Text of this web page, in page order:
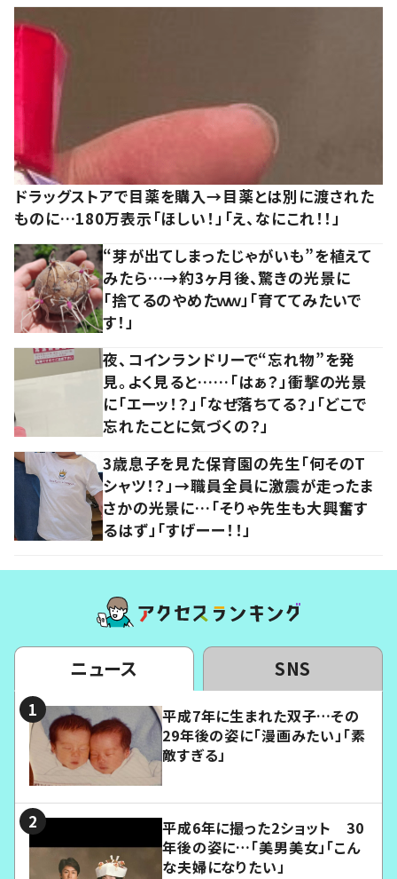
ドラッグストアで目薬を購入→目薬とは別に渡された
ものに…180万表示「ほしい！」「え、なにこれ！！」
“芽が出てしまったじゃがいも”を植えて
みたら…→約3ヶ月後、驚きの光景に
「捨てるのやめたｗｗ」「育ててみたいで
す！」
夜、コインランドリーで“忘れ物”を発
見。よく見ると……「はぁ？」衝撃の光景
に「エーッ！？」「なぜ落ちてる？」「どこで
忘れたことに気づくの？」
3歳息子を見た保育園の先生「何そのT
シャツ！？」→職員全員に激震が走ったま
さかの光景に…「そりゃ先生も大興奮す
るはず」「すげーー！！」
ニュース SNS
平成7年に生まれた双子…その
29年後の姿に「漫画みたい」「素
敵すぎる」
平成6年に撮った2ショット 30
年後の姿に…「美男美女」「こん
な夫婦になりたい」